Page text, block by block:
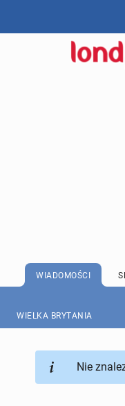
WIADOMOŚCI
WIELKA BRYTANIA
Nie